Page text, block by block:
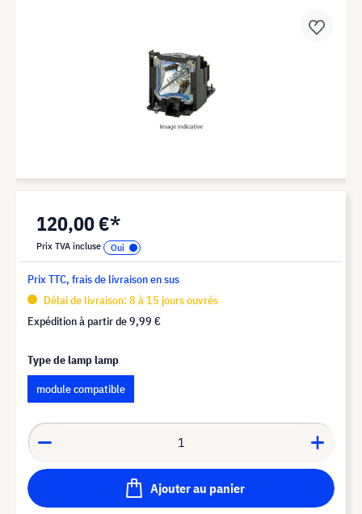
120,00 €*
Prix TVA incluse
Prix TTC, frais de livraison en sus
Délai de livraison: 8 à 15 jours ouvrés
Expédition à partir de9,99 €
Type de lamp lamp
module compatible
Ajouter au panier